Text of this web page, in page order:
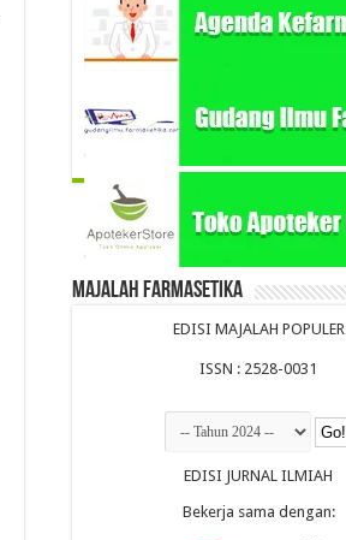
Majalah Farmasetika
EDISI MAJALAH POPULER
ISSN : 2528-0031
EDISI JURNAL ILMIAH
Bekerja sama dengan: